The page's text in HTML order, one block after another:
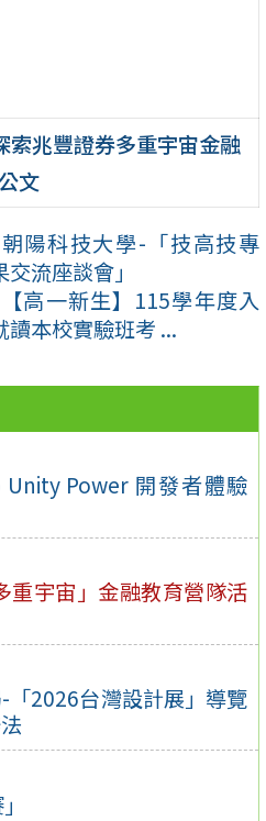
Power 開發者體驗
重宇宙」金融教育營隊活
2026台灣設計展」導覽
索兆豐證券多重宇宙金融
文
朝陽科技大學-「技高技專
流座談會」
【高一新生】115學年度入
本校實驗班考 ...